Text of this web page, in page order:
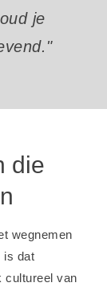
je
die
wegnemen
is dat
cultureel van